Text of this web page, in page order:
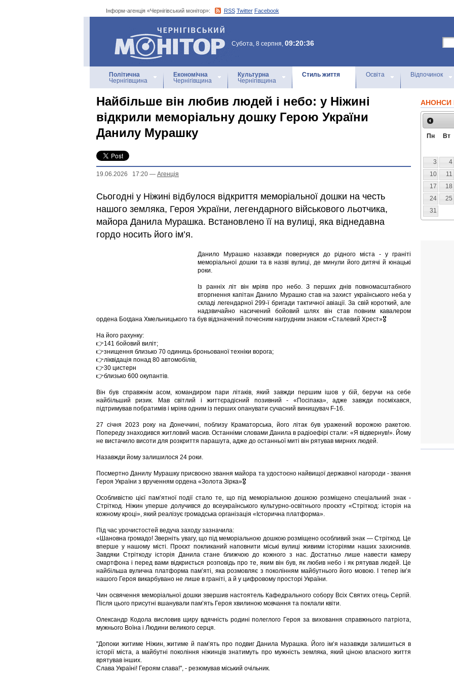
Інформ-агенція «Чернігівський монітор»: RSS Twitter Facebook
Інформ-агенція
«Чернігівський монітор»
Субота, 8 серпня, 09:20:36
Політична
Чернігівщина
Економічна
Чернігівщина
Культурна
Чернігівщина
Стиль життя Освіта Відпочинок
Найбільше він любив людей і небо: у Ніжині
відкрили меморіальну дошку Герою України
Данилу Мурашку
19.06.2026 17:20 — Агенцiя
Сьогодні у Ніжині відбулося відкриття меморіальної дошки на честь
нашого земляка, Героя України, легендарного військового льотчика,
майора Данила Мурашка. Встановлено її на вулиці, яка віднедавна
гордо носить його ім’я.
Данило Мурашко назавжди повернувся до рідного міста - у граніті
меморіальної дошки та в назві вулиці, де минули його дитячі й юнацькі
роки.
Із ранніх літ він мріяв про небо. З перших днів повномасштабного
вторгнення капітан Данило Мурашко став на захист українського неба у
складі легендарної 299-ї бригади тактичної авіації. За свій короткий, але
надзвичайно насичений бойовий шлях він став повним кавалером
ордена Богдана Хмельницького та був відзначений почесним нагрудним знаком «Сталевий Хрест»🎖
На його рахунку:
👉141 бойовий виліт;
👉знищення близько 70 одиниць броньованої техніки ворога;
👉ліквідація понад 80 автомобілів,
👉30 цистерн
👉близько 600 окупантів.
Він був справжнім асом, командиром пари літаків, який завжди першим ішов у бій, беручи на себе
найбільший ризик. Мав світлий і життєрадісний позивний - «Посіпака», адже завжди посміхався,
підтримував побратимів і мріяв одним із перших опанувати сучасний винищувач F-16.
27 січня 2023 року на Донеччині, поблизу Краматорська, його літак був уражений ворожою ракетою.
Попереду знаходився житловий масив. Останніми словами Данила в радіоефірі стали: «Я відвернув!». Йому
не вистачило висоти для розкриття парашута, адже до останньої миті він рятував мирних людей.
Назавжди йому залишилося 24 роки.
Посмертно Данилу Мурашку присвоєно звання майора та удостоєно найвищої державної нагороди - звання
Героя України з врученням ордена «Золота Зірка»🎖
Особливістю цієї пам’ятної події стало те, що під меморіальною дошкою розміщено спеціальний знак -
Стріткод. Ніжин уперше долучився до всеукраїнського культурно-освітнього проєкту «Стріткод: історія на
кожному кроці», який реалізує громадська організація «Історична платформа».
Під час урочистостей ведуча заходу зазначила:
«Шановна громадо! Зверніть увагу, що під меморіальною дошкою розміщено особливий знак — Стріткод. Це
вперше у нашому місті. Проєкт покликаний наповнити міські вулиці живими історіями наших захисників.
Завдяки Стріткоду історія Данила стане ближчою до кожного з нас. Достатньо лише навести камеру
смартфона і перед вами відкриється розповідь про те, яким він був, як любив небо і як рятував людей. Це
найбільша вулична платформа пам’яті, яка розмовляє з поколінням майбутнього його мовою. І тепер ім’я
нашого Героя викарбувано не лише в граніті, а й у цифровому просторі України.
Чин освячення меморіальної дошки звершив настоятель Кафедрального собору Всіх Святих отець Сергій.
Після цього присутні вшанували пам’ять Героя хвилиною мовчання та поклали квіти.
Олександр Кодола висловив щиру вдячність родині полеглого Героя за виховання справжнього патріота,
мужнього Воїна і Людини великого серця.
"Допоки житиме Ніжин, житиме й пам’ять про подвиг Данила Мурашка. Його ім’я назавжди залишиться в
історії міста, а майбутні покоління ніжинців знатимуть про мужність земляка, який ціною власного життя
врятував інших.
Слава Україні! Героям слава!", - резюмував міський очільник.
АНОНСИ
Пн Вт
3
4
10
11
17
18
24
25
31